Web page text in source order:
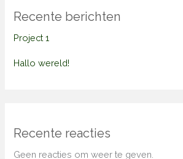
Recente berichten
Project 1
Hallo wereld!
Recente reacties
Geen reacties om weer te geven.